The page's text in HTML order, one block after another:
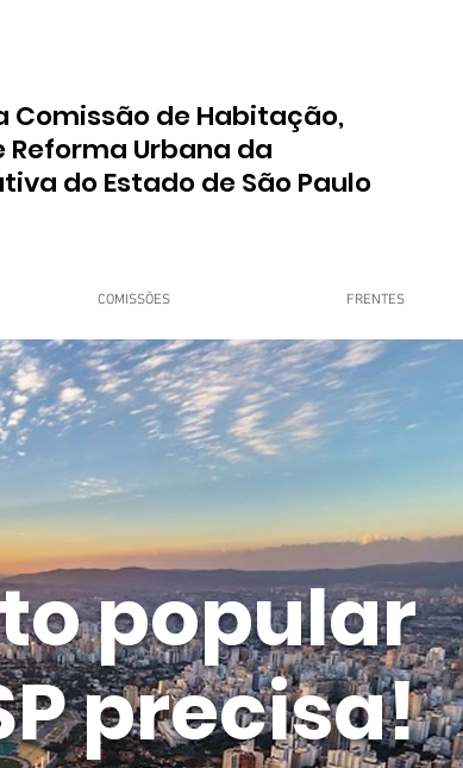
de Habitação,
Urbana da
do Estado de São Paulo
COMISSÕES FRENTES
popular
precisa!